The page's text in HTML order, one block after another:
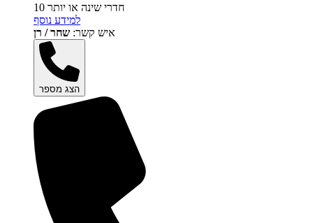
10 חדרי שינה או יותר
למידע נוסף
איש קשר: שחר / רן
הצג מספר